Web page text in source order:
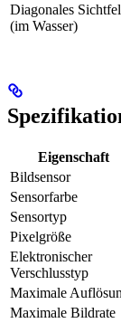
Diagonales
(im Wasser)
Eigenschaft
Bildsensor
Sensorfarbe
Sensortyp
Pixelgröße
Elektronischer
Verschlusstyp
Maximale
Maximale Bildrate